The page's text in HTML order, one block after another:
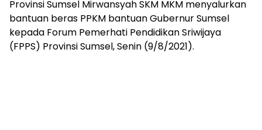
Provinsi Sumsel Mirwansyah SKM MKM menyalurkan
bantuan beras PPKM bantuan Gubernur Sumsel
kepada Forum Pemerhati Pendidikan Sriwijaya
(FPPS) Provinsi Sumsel, Senin (9/8/2021).